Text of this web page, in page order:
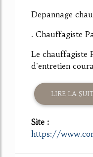
Depannage
. Chauffagiste
Le chauffagiste
d'entretien
LIRE LA
Site :
https://